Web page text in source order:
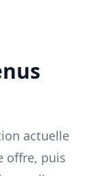
actuelle
offre, puis